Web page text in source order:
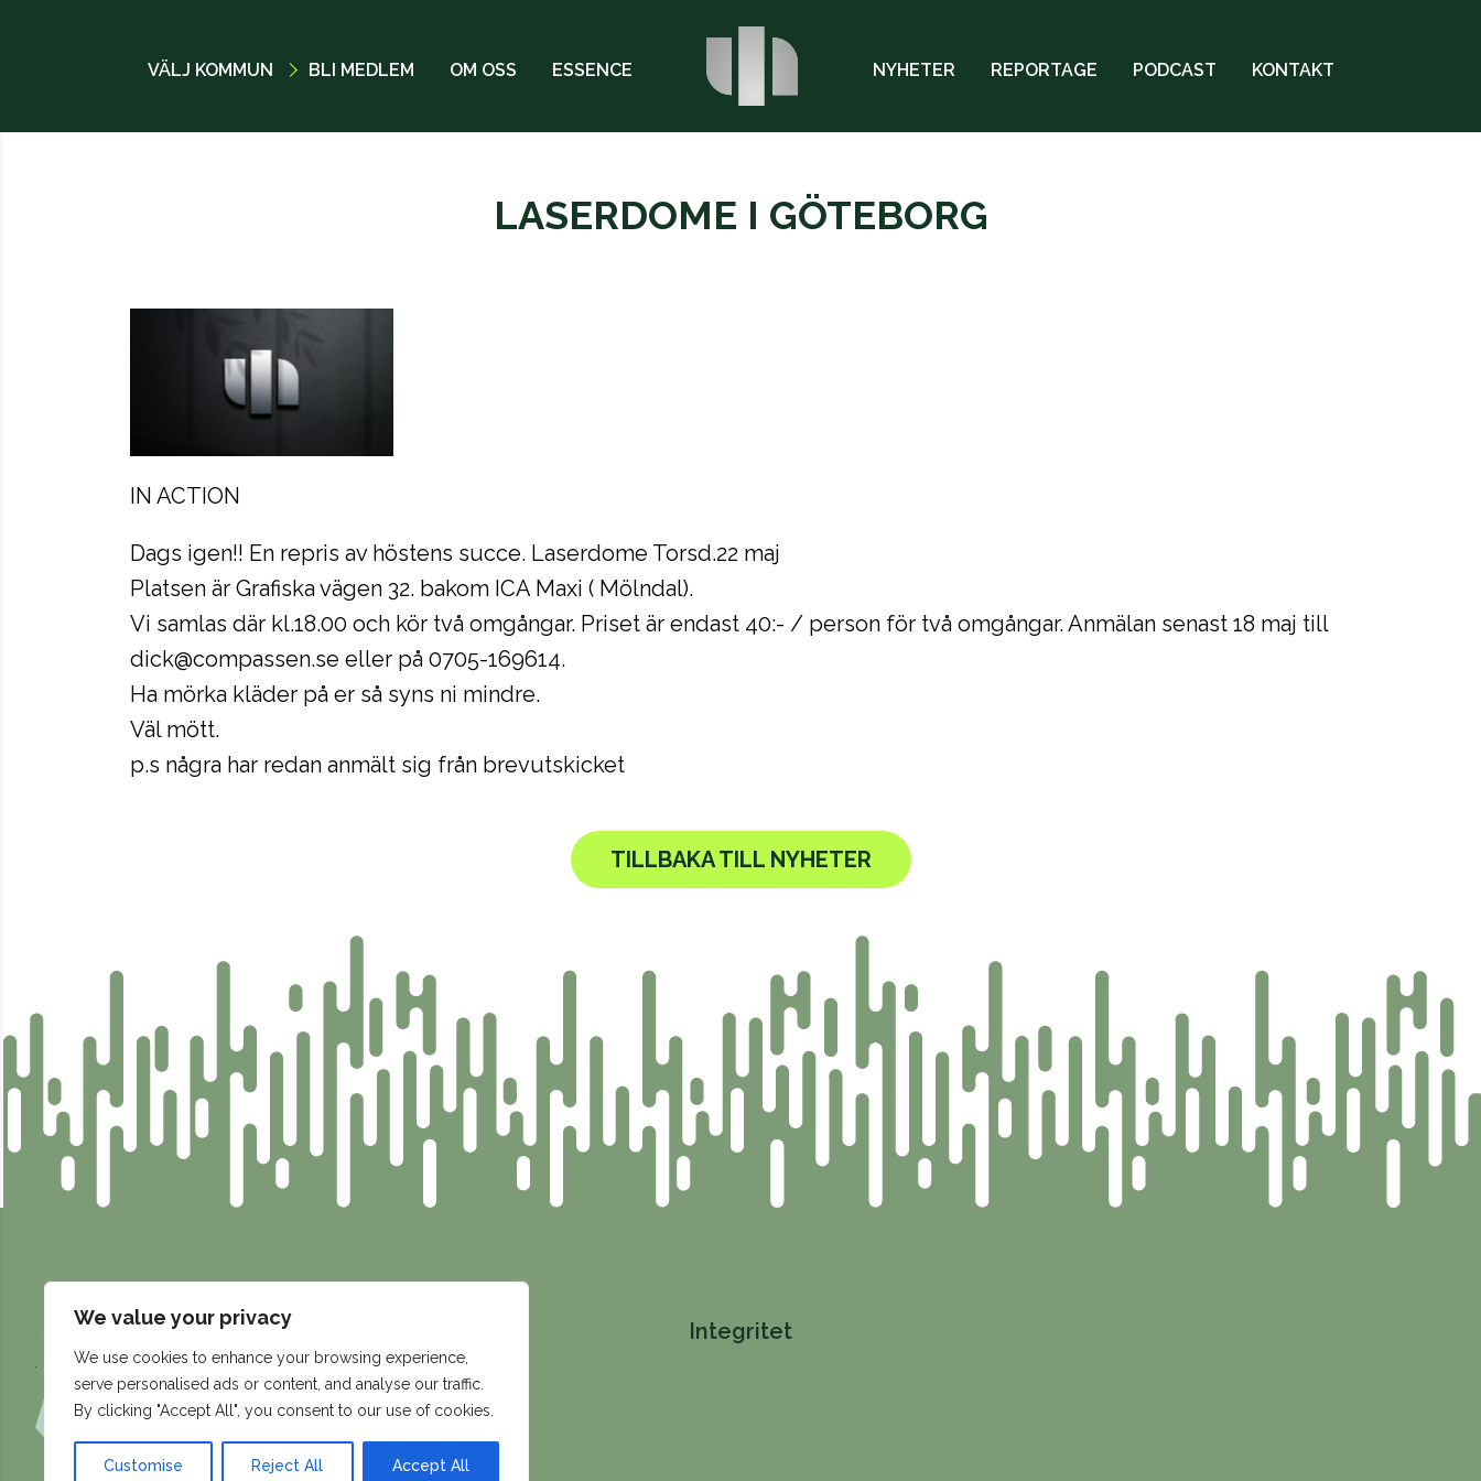
We value your privacy
We use cookies to enhance your browsing experience,
serve personalised ads or content, and analyse our traffic.
By clicking "Accept All", you consent to our use of cookies.
Customise Reject All Accept All
VÄLJ KOMMUN BLI MEDLEM OM OSS ESSENCE NYHETER REPORTAGE PODCAST KONTAKT
LASERDOME I GÖTEBORG
IN ACTION
Dags igen!! En repris av höstens succe. Laserdome Torsd.22 maj
Platsen är Grafiska vägen 32. bakom ICA Maxi ( Mölndal).
Vi samlas där kl.18.00 och kör två omgångar. Priset är endast 40:- / person för två omgångar. Anmälan senast 18 maj till
dick@compassen.se eller på 0705-169614.
Ha mörka kläder på er så syns ni mindre.
Väl mött.
p.s några har redan anmält sig från brevutskicket
TILLBAKA TILL NYHETER
info@compassen.se Fabriksgatan 4, 531 60 Lidköping Integritet